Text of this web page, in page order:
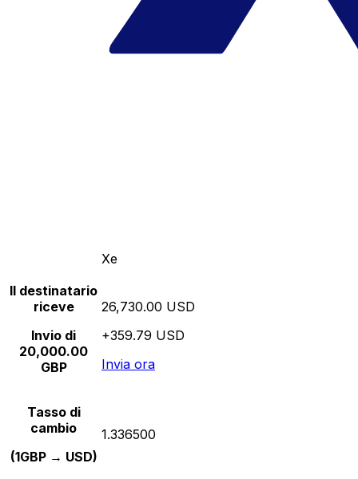
Xe
Il destinatario
riceve
Invio di
20,000.00
GBP
26,730.00 USD
+359.79 USD
Invia ora
Tasso di
cambio
(1GBP → USD)
1.336500